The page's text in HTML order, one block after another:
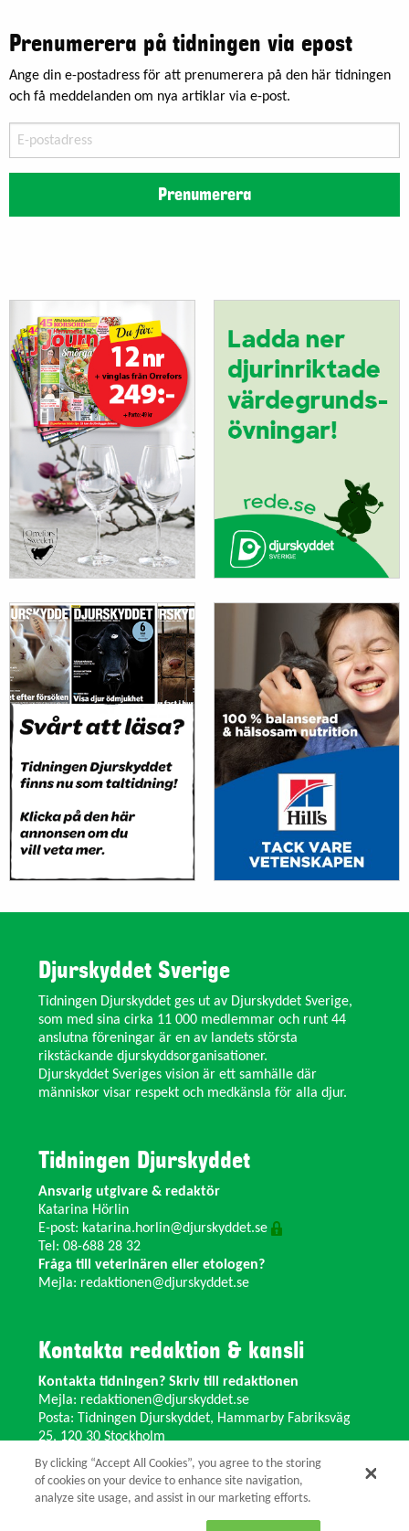
Prenumerera på tidningen via epost
Ange din e-postadress för att prenumerera på den här tidningen
och få meddelanden om nya artiklar via e-post.
postadress
Prenumerera
Djurskyddet Sverige
Tidningen Djurskyddet ges ut av Djurskyddet Sverige,
som med sina cirka 11 000 medlemmar och runt 44
anslutna föreningar är en av landets största
rikstäckande djurskyddsorganisationer.
Djurskyddet Sveriges vision är ett samhälle där
människor visar respekt och medkänsla för alla djur.
Tidningen Djurskyddet
Ansvarig utgivare & redaktör
Katarina Hörlin
E-post: katarina.horlin@djurskyddet.se
Tel: 08-688 28 32
Fråga till veterinären eller etologen?
Mejla: redaktionen@djurskyddet.se
Kontakta redaktion & kansli
Kontakta tidningen? Skriv till redaktionen
Mejla: redaktionen@djurskyddet.se
Posta: Tidningen Djurskyddet, Hammarby Fabriksväg
25, 120 30 Stockholm
Ändra adress? Kontakta kansliet
Växel: 08-673 35 11 E-post:
info@djurskyddet.se
© 2026 Tidningen Djurskyddet.
By clicking “Accept All Cookies”, you agree to the storing
of cookies on your device to enhance site navigation,
analyze site usage, and assist in our marketing efforts.